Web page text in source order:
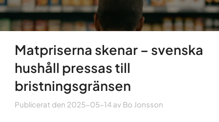
Matpriserna skenar – svenska
hushåll pressas till
bristningsgränsen
Publicerat den 2025-05-14 av Bo Jonsson